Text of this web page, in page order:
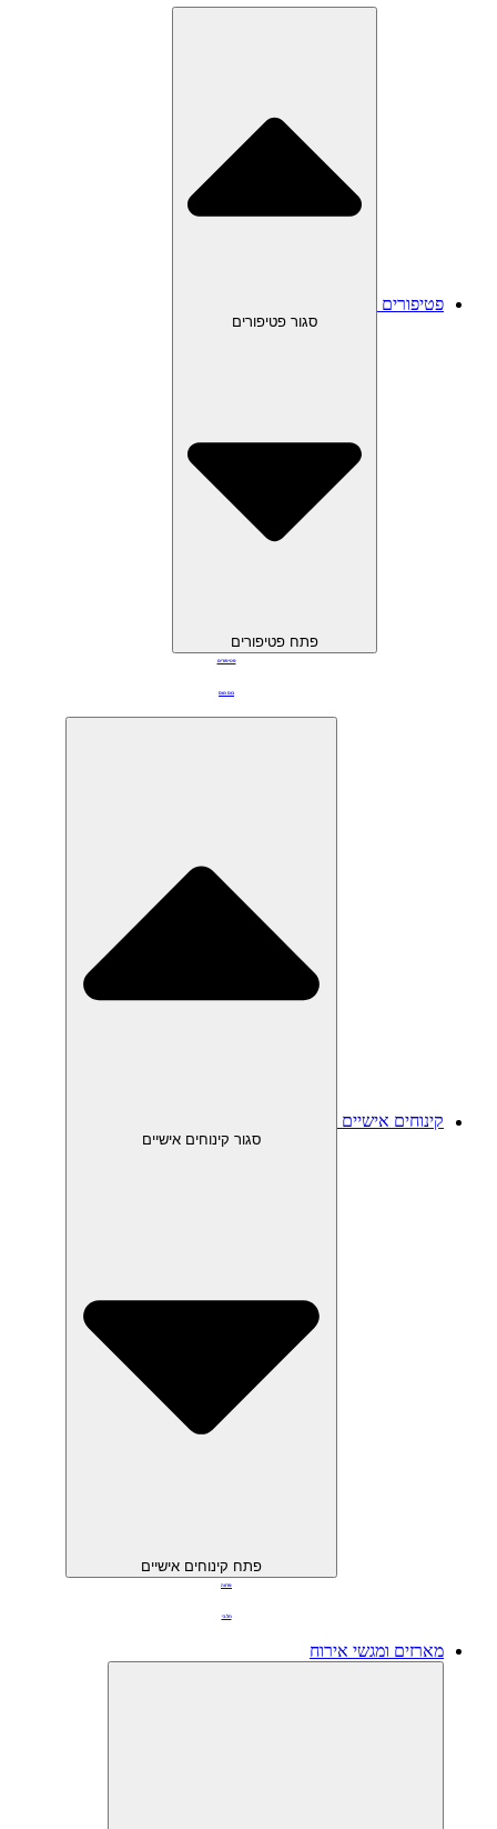
פטיפורים
סגור פטיפורים
פתח פטיפורים
פטיפורים
כוס מוס
קינוחים אישיים
סגור קינוחים אישיים
פתח קינוחים אישיים
פרווה
חלבי
מארזים ומגשי אירוח